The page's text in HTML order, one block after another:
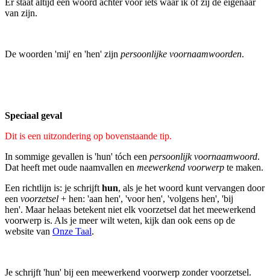
Er staat altijd een woord achter voor iets waar ik of zij de eigenaar
van zijn.
De woorden 'mij' en 'hen' zijn persoonlijke voornaamwoorden.
Speciaal geval
Dit is een uitzondering op bovenstaande tip.
In sommige gevallen is 'hun' tóch een persoonlijk voornaamwoord.
Dat heeft met oude naamvallen en meewerkend voorwerp te maken.
Een richtlijn is: je schrijft hun, als je het woord kunt vervangen door
een voorzetsel + hen: 'aan hen', 'voor hen', 'volgens hen', 'bij
hen'. Maar helaas betekent niet elk voorzetsel dat het meewerkend
voorwerp is. Als je meer wilt weten, kijk dan ook eens op de
website van Onze Taal.
Je schrijft 'hun' bij een meewerkend voorwerp zonder voorzetsel.